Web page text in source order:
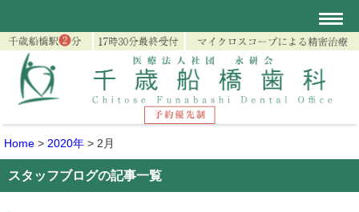
Home > 2020年 > 2月
スタッフブログの記事一覧